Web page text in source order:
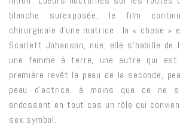
blanche surexposée, le film
chirurgicale d’une matrice : la « chose »
Scarlett Johanson, nue, elle s’habille de
une femme à terre, une autre qui
première revêt la peau de la seconde,
peau d’actrice, à moins que ce ne
endossent en tout cas un rôle qui
sex symbol.